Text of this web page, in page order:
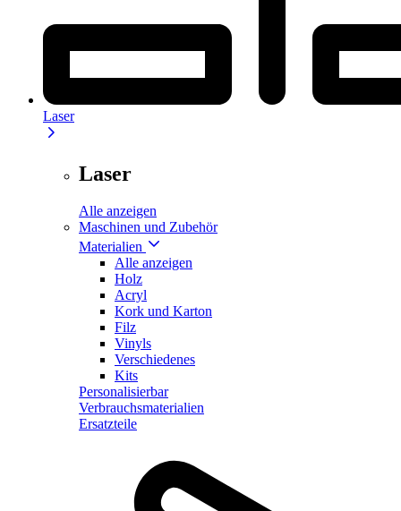
Laser
Laser
Alle anzeigen
Maschinen und Zubehör
Materialien
Alle anzeigen
Holz
Acryl
Kork und Karton
Filz
Vinyls
Verschiedenes
Kits
Personalisierbar
Verbrauchsmaterialien
Ersatzteile